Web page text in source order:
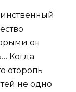
он
Когда
оторопь
не одно